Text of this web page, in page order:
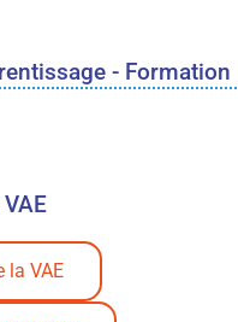
- Formation
la VAE